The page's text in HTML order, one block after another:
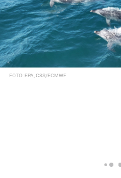
FOTO: EPA, C3S/ECMWF